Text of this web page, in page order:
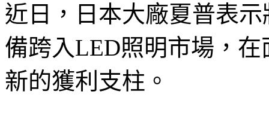
近日，日本大廠夏普表
備跨入LED照明市場，
新的獲利支柱。